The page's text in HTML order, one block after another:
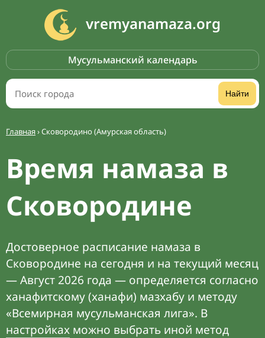
vremyanamaza.org
Мусульманский календарь
Найти
Главная›Сковородино (Амурская область)
Время намаза в
Сковородине
Достоверное расписание намаза в
Сковородине на сегодня и на текущий месяц
— Август 2026 года — определяется согласно
ханафитскому (ханафи) мазхабу и методу
«Всемирная мусульманская лига». В
настройках можно выбрать иной метод